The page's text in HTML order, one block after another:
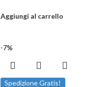
Aggiungi al carrello
-7%
Spedizione Gratis!